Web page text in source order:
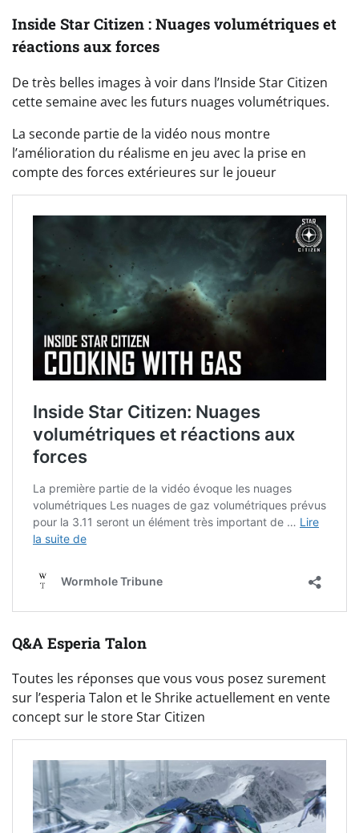
Inside Star Citizen : Nuages volumétriques et
réactions aux forces
De très belles images à voir dans l’Inside Star Citizen
cette semaine avec les futurs nuages volumétriques.
La seconde partie de la vidéo nous montre
l’amélioration du réalisme en jeu avec la prise en
compte des forces extérieures sur le joueur
Q&A Esperia Talon
Toutes les réponses que vous vous posez surement
sur l’esperia Talon et le Shrike actuellement en vente
concept sur le store Star Citizen